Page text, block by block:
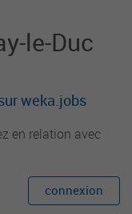
le-Duc
weka.jobs
en relation avec
connexion